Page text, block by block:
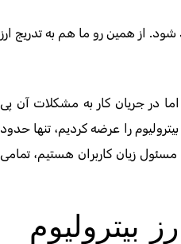
از همین رو ما هم به تدریج ارز
در جریان کار به مشکلات آن پی
ما ارز بیترولیوم را عرضه کردیم، تنها حدود
مسئول زیان کاربران هستیم، تمامی
بیترولیوم